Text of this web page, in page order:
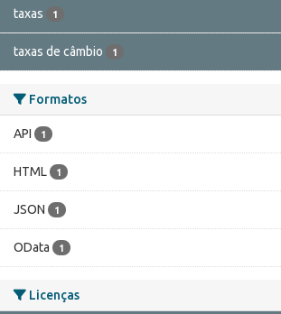
taxas 1
taxas de câmbio 1
Formatos
API 1
HTML 1
JSON 1
OData 1
Licenças